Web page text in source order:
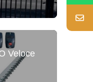
Veloce